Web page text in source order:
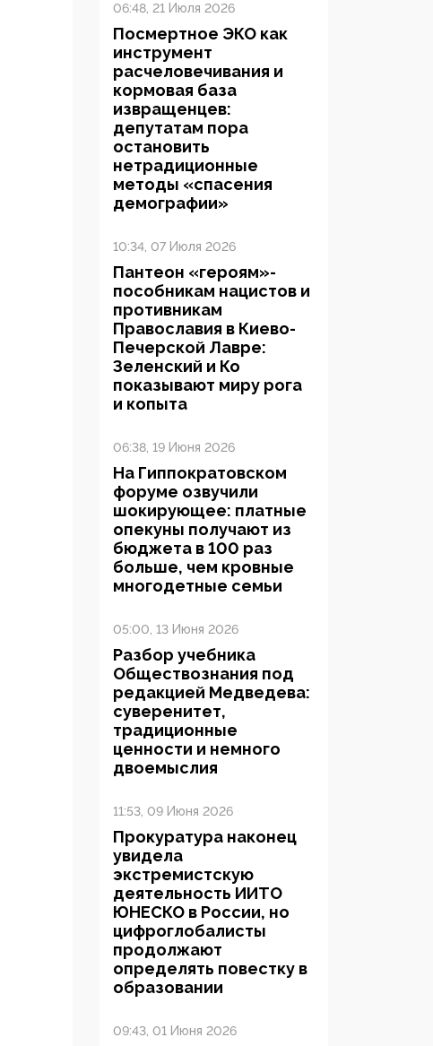
06:48, 21 Июля 2026
Посмертное ЭКО как
инструмент
расчеловечивания и
кормовая база
извращенцев:
депутатам пора
остановить
нетрадиционные
методы «спасения
демографии»
10:34, 07 Июля 2026
Пантеон «героям»-
пособникам нацистов и
противникам
Православия в Киево-
Печерской Лавре:
Зеленский и Ко
показывают миру рога
и копыта
06:38, 19 Июня 2026
На Гиппократовском
форуме озвучили
шокирующее: платные
опекуны получают из
бюджета в 100 раз
больше, чем кровные
многодетные семьи
05:00, 13 Июня 2026
Разбор учебника
Обществознания под
редакцией Медведева:
суверенитет,
традиционные
ценности и немного
двоемыслия
11:53, 09 Июня 2026
Прокуратура наконец
увидела
экстремистскую
деятельность ИИТО
ЮНЕСКО в России, но
цифроглобалисты
продолжают
определять повестку в
образовании
09:43, 01 Июня 2026